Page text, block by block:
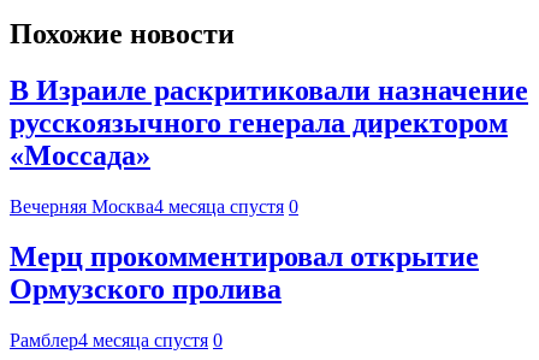
Похожие новости
В Израиле раскритиковали назначение
русскоязычного генерала директором
«Моссада»
Вечерняя Москва4 месяца спустя 0
Мерц прокомментировал открытие
Ормузского пролива
Рамблер4 месяца спустя 0